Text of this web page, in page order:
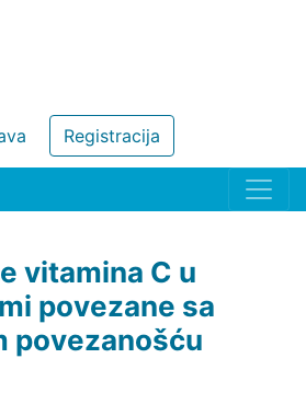
Registracija
vitamina C u
povezane sa
povezanošću